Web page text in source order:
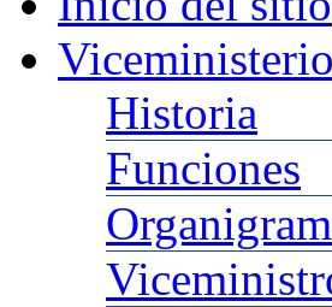
Viceministerio
Historia
Funciones